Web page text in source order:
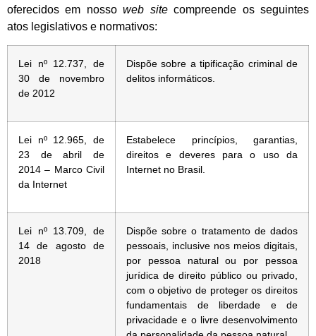
oferecidos em nossoweb sitecompreende os seguintes
atos legislativos e normativos:
Lei nº 12.737, de
30 de novembro
de 2012
Dispõe sobre a tipificação criminal de
delitos informáticos.
Lei nº 12.965, de
23 de abril de
2014 – Marco Civil
da Internet
Estabelece princípios, garantias,
direitos e deveres para o uso da
Internet no Brasil.
Lei nº 13.709, de
14 de agosto de
2018
Dispõe sobre o tratamento de dados
pessoais, inclusive nos meios digitais,
por pessoa natural ou por pessoa
jurídica de direito público ou privado,
com o objetivo de proteger os direitos
fundamentais de liberdade e de
privacidade e o livre desenvolvimento